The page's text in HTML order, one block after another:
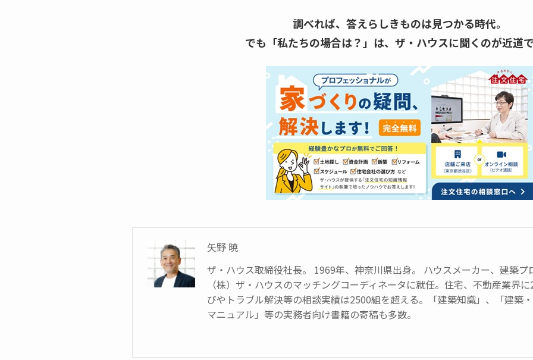
調べれば、答えらしきものは見つかる時代。
でも「私たちの場合は？」は、 ザ・ハウスに聞くのが近道で
矢野 暁
ザ・ハウス取締役社長。 1969年、神奈川県出身。 ハウスメーカー、建築プ
（株）ザ・ハウスのマッチングコーディネータに就任。住宅、不動産業界
びやトラブル解決等の相談実績は2500組を超える。「建築知識」、「建築
マニュアル」等の実務者向け書籍の寄稿も多数。